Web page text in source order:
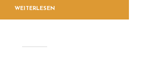
WEITERLESEN